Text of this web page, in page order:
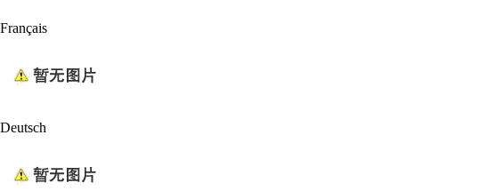
Français
Deutsch